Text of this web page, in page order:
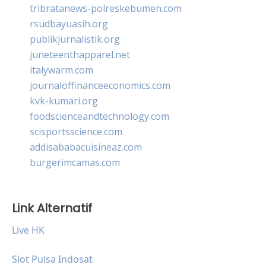
tribratanews-polreskebumen.com
rsudbayuasih.org
publikjurnalistik.org
juneteenthapparel.net
italywarm.com
journaloffinanceeconomics.com
kvk-kumari.org
foodscienceandtechnology.com
scisportsscience.com
addisababacuisineaz.com
burgerimcamas.com
Link Alternatif
Live HK
Slot Pulsa Indosat